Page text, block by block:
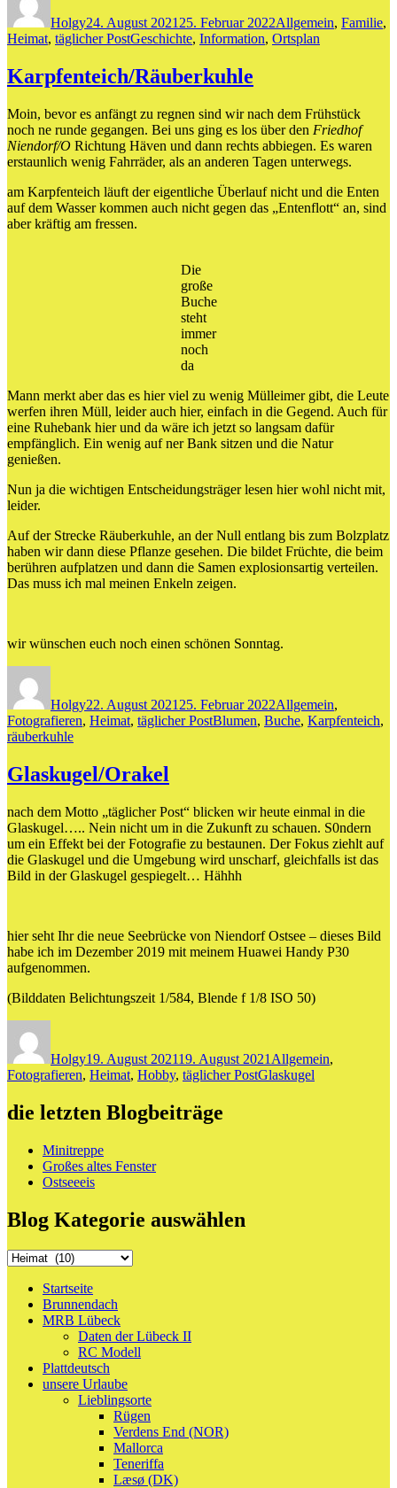
Holgy24. August 202125. Februar 2022Allgemein, Familie,
Heimat, täglicher PostSchlagwörter
Geschichte, Information, Ortsplan
Karpfenteich/Räuberkuhle
Moin, bevor es anfängt zu regnen sind wir nach dem Frühstück
noch ne runde gegangen. Bei uns ging es los über den Friedhof
Niendorf/O Richtung Häven und dann rechts abbiegen. Es waren
erstaunlich wenig Fahrräder, als an anderen Tagen unterwegs.
am Karpfenteich läuft der eigentliche Überlauf nicht und die Enten
auf dem Wasser kommen auch nicht gegen das „Entenflott“ an, sind
aber kräftig am fressen.
Die
große
Buche
steht
immer
noch
da
Mann merkt aber das es hier viel zu wenig Mülleimer gibt, die Leute
werfen ihren Müll, leider auch hier, einfach in die Gegend. Auch für
eine Ruhebank hier und da wäre ich jetzt so langsam dafür
empfänglich. Ein wenig auf ner Bank sitzen und die Natur
genießen.
Nun ja die wichtigen Entscheidungsträger lesen hier wohl nicht mit,
leider.
Auf der Strecke Räuberkuhle, an der Null entlang bis zum Bolzplatz
haben wir dann diese Pflanze gesehen. Die bildet Früchte, die beim
berühren aufplatzen und dann die Samen explosionsartig verteilen.
Das muss ich mal meinen Enkeln zeigen.
wir wünschen euch noch einen schönen Sonntag.
Holgy22. August 2021 25. Februar 2022Allgemein,
Fotografieren, Heimat, täglicher PostSchlagwörter
Blumen, Buche, Karpfenteich,
räuberkuhle
Glaskugel/Orakel
nach dem Motto „täglicher Post“ blicken wir heute einmal in die
Glaskugel….. Nein nicht um in die Zukunft zu schauen. S0ndern
um ein Effekt bei der Fotografie zu bestaunen. Der Fokus ziehlt auf
die Glaskugel und die Umgebung wird unscharf, gleichfalls ist das
Bild in der Glaskugel gespiegelt… Hähhh
hier seht Ihr die neue Seebrücke von Niendorf Ostsee – dieses Bild
habe ich im Dezember 2019 mit meinem Huawei Handy P30
aufgenommen.
(Bilddaten Belichtungszeit 1/584, Blende f 1/8 ISO 50)
Holgy19. August 202119. August 2021 Allgemein,
Fotografieren, Heimat, Hobby, täglicher PostSchlagwörter
Glaskugel
die letzten Blogbeiträge
Minitreppe
Großes altes Fenster
Ostseeeis
Blog Kategorie auswählen
Blog
auswählenStartseite
Brunnendach
MRB Lübeck
Daten der Lübeck II
RC Modell
Plattdeutsch
unsere Urlaube
Lieblingsorte
Rügen
Verdens End (NOR)
Mallorca
Teneriffa
Læsø (DK)